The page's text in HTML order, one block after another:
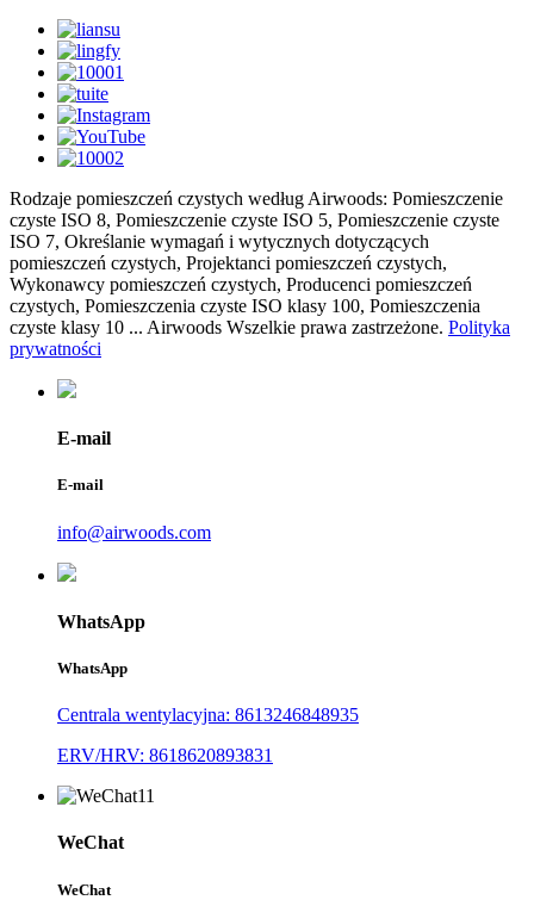
Rodzaje pomieszczeń czystych według Airwoods: Pomieszczenie
czyste ISO 8, Pomieszczenie czyste ISO 5, Pomieszczenie czyste
ISO 7, Określanie wymagań i wytycznych dotyczących
pomieszczeń czystych, Projektanci pomieszczeń czystych,
Wykonawcy pomieszczeń czystych, Producenci pomieszczeń
czystych, Pomieszczenia czyste ISO klasy 100, Pomieszczenia
czyste klasy 10 ... Airwoods Wszelkie prawa zastrzeżone. Polityka
prywatności
E-mail
E-mail
info@airwoods.com
WhatsApp
WhatsApp
Centrala wentylacyjna: 8613246848935
ERV/HRV: 8618620893831
WeChat
WeChat